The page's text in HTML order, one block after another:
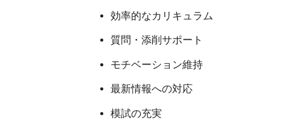
効率的なカリキュラム
質問・添削サポート
モチベーション維持
最新情報への対応
模試の充実